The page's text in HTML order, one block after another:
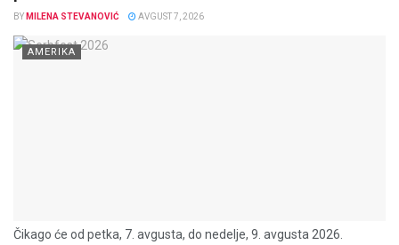
BY MILENA STEVANOVIĆ AVGUST 7, 2026
AMERIKA
Čikago će od petka, 7. avgusta, do nedelje, 9. avgusta 2026.